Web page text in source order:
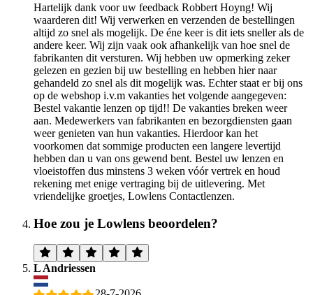
Hartelijk dank voor uw feedback Robbert Hoyng! Wij
waarderen dit! Wij verwerken en verzenden de bestellingen
altijd zo snel als mogelijk. De éne keer is dit iets sneller als de
andere keer. Wij zijn vaak ook afhankelijk van hoe snel de
fabrikanten dit versturen. Wij hebben uw opmerking zeker
gelezen en gezien bij uw bestelling en hebben hier naar
gehandeld zo snel als dit mogelijk was. Echter staat er bij ons
op de webshop i.v.m vakanties het volgende aangegeven:
Bestel vakantie lenzen op tijd!! De vakanties breken weer
aan. Medewerkers van fabrikanten en bezorgdiensten gaan
weer genieten van hun vakanties. Hierdoor kan het
voorkomen dat sommige producten een langere levertijd
hebben dan u van ons gewend bent. Bestel uw lenzen en
vloeistoffen dus minstens 3 weken vóór vertrek en houd
rekening met enige vertraging bij de uitlevering. Met
vriendelijke groetjes, Lowlens Contactlenzen.
Hoe zou je Lowlens beoordelen?
L Andriessen